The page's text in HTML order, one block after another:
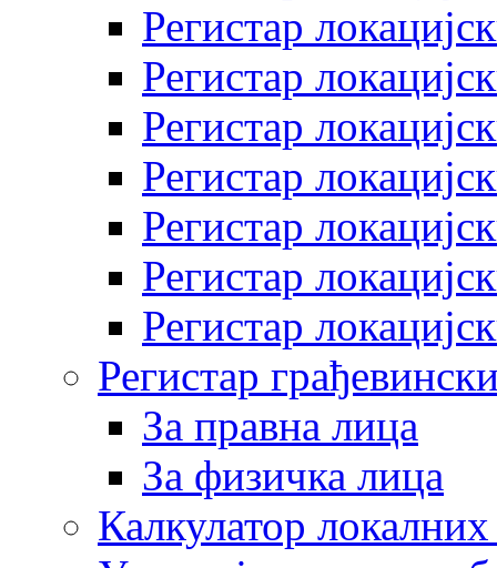
Регистар
Регистар
Регистар
Регистар
Регистар
Регистар
Регистар
Регистар
За правна лица
За физичка лица
Калкулатор